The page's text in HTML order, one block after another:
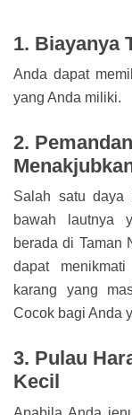
1. Biayanya
Anda dapat
yang Anda miliki.
2.
Salah satu daya
bawah lautnya
berada di Taman
dapat
karang yang
Cocok bagi Anda
3. Pulau
Kecil